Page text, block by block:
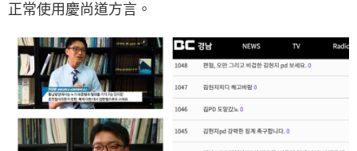
正常使用慶尚道方言。